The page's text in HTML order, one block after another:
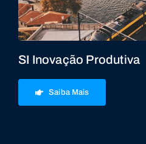
SI Inovação Produtiva
Saiba Mais